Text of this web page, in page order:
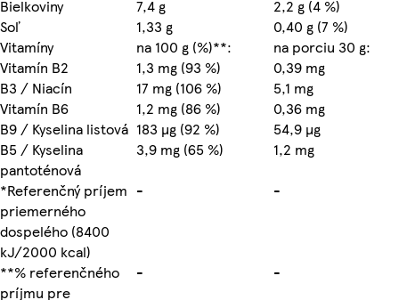
Bielkoviny
7,4 g
2,2 g (4 %)
Soľ
1,33 g
0,40 g (7 %)
Vitamíny
na 100 g (%)**:
na porciu 30 g:
Vitamín B2
1,3 mg (93 %)
0,39 mg
B3 / Niacín
17 mg (106 %)
5,1 mg
Vitamín B6
1,2 mg (86 %)
0,36 mg
B9 / Kyselina listová 183 µg (92 %)
54,9 µg
B5 / Kyselina
pantoténová
3,9 mg (65 %)
1,2 mg
*Referenčný príjem
priemerného
dospelého (8400
kJ/2000 kcal)
- -
**% referenčného
príjmu pre
- -